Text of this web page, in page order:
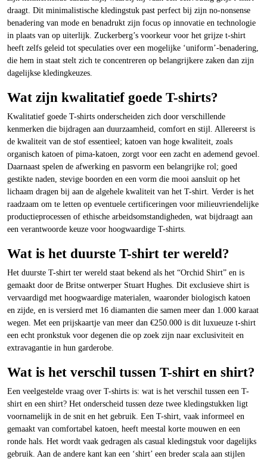
draagt. Dit minimalistische kledingstuk past perfect bij zijn no-nonsense
benadering van mode en benadrukt zijn focus op innovatie en technologie
in plaats van op uiterlijk. Zuckerberg’s voorkeur voor het grijze t-shirt
heeft zelfs geleid tot speculaties over een mogelijke ‘uniform’-benadering,
die hem in staat stelt zich te concentreren op belangrijkere zaken dan zijn
dagelijkse kledingkeuzes.
Wat zijn kwalitatief goede T-shirts?
Kwalitatief goede T-shirts onderscheiden zich door verschillende
kenmerken die bijdragen aan duurzaamheid, comfort en stijl. Allereerst is
de kwaliteit van de stof essentieel; katoen van hoge kwaliteit, zoals
organisch katoen of pima-katoen, zorgt voor een zacht en ademend gevoel.
Daarnaast spelen de afwerking en pasvorm een belangrijke rol; goed
gestikte naden, stevige boorden en een vorm die mooi aansluit op het
lichaam dragen bij aan de algehele kwaliteit van het T-shirt. Verder is het
raadzaam om te letten op eventuele certificeringen voor milieuvriendelijke
productieprocessen of ethische arbeidsomstandigheden, wat bijdraagt aan
een verantwoorde keuze voor hoogwaardige T-shirts.
Wat is het duurste T-shirt ter wereld?
Het duurste T-shirt ter wereld staat bekend als het “Orchid Shirt” en is
gemaakt door de Britse ontwerper Stuart Hughes. Dit exclusieve shirt is
vervaardigd met hoogwaardige materialen, waaronder biologisch katoen
en zijde, en is versierd met 16 diamanten die samen meer dan 1.000 karaat
wegen. Met een prijskaartje van meer dan €250.000 is dit luxueuze t-shirt
een echt pronkstuk voor degenen die op zoek zijn naar exclusiviteit en
extravagantie in hun garderobe.
Wat is het verschil tussen T-shirt en shirt?
Een veelgestelde vraag over T-shirts is: wat is het verschil tussen een T-
shirt en een shirt? Het onderscheid tussen deze twee kledingstukken ligt
voornamelijk in de snit en het gebruik. Een T-shirt, vaak informeel en
gemaakt van comfortabel katoen, heeft meestal korte mouwen en een
ronde hals. Het wordt vaak gedragen als casual kledingstuk voor dagelijks
gebruik. Aan de andere kant kan een ‘shirt’ een breder scala aan stijlen